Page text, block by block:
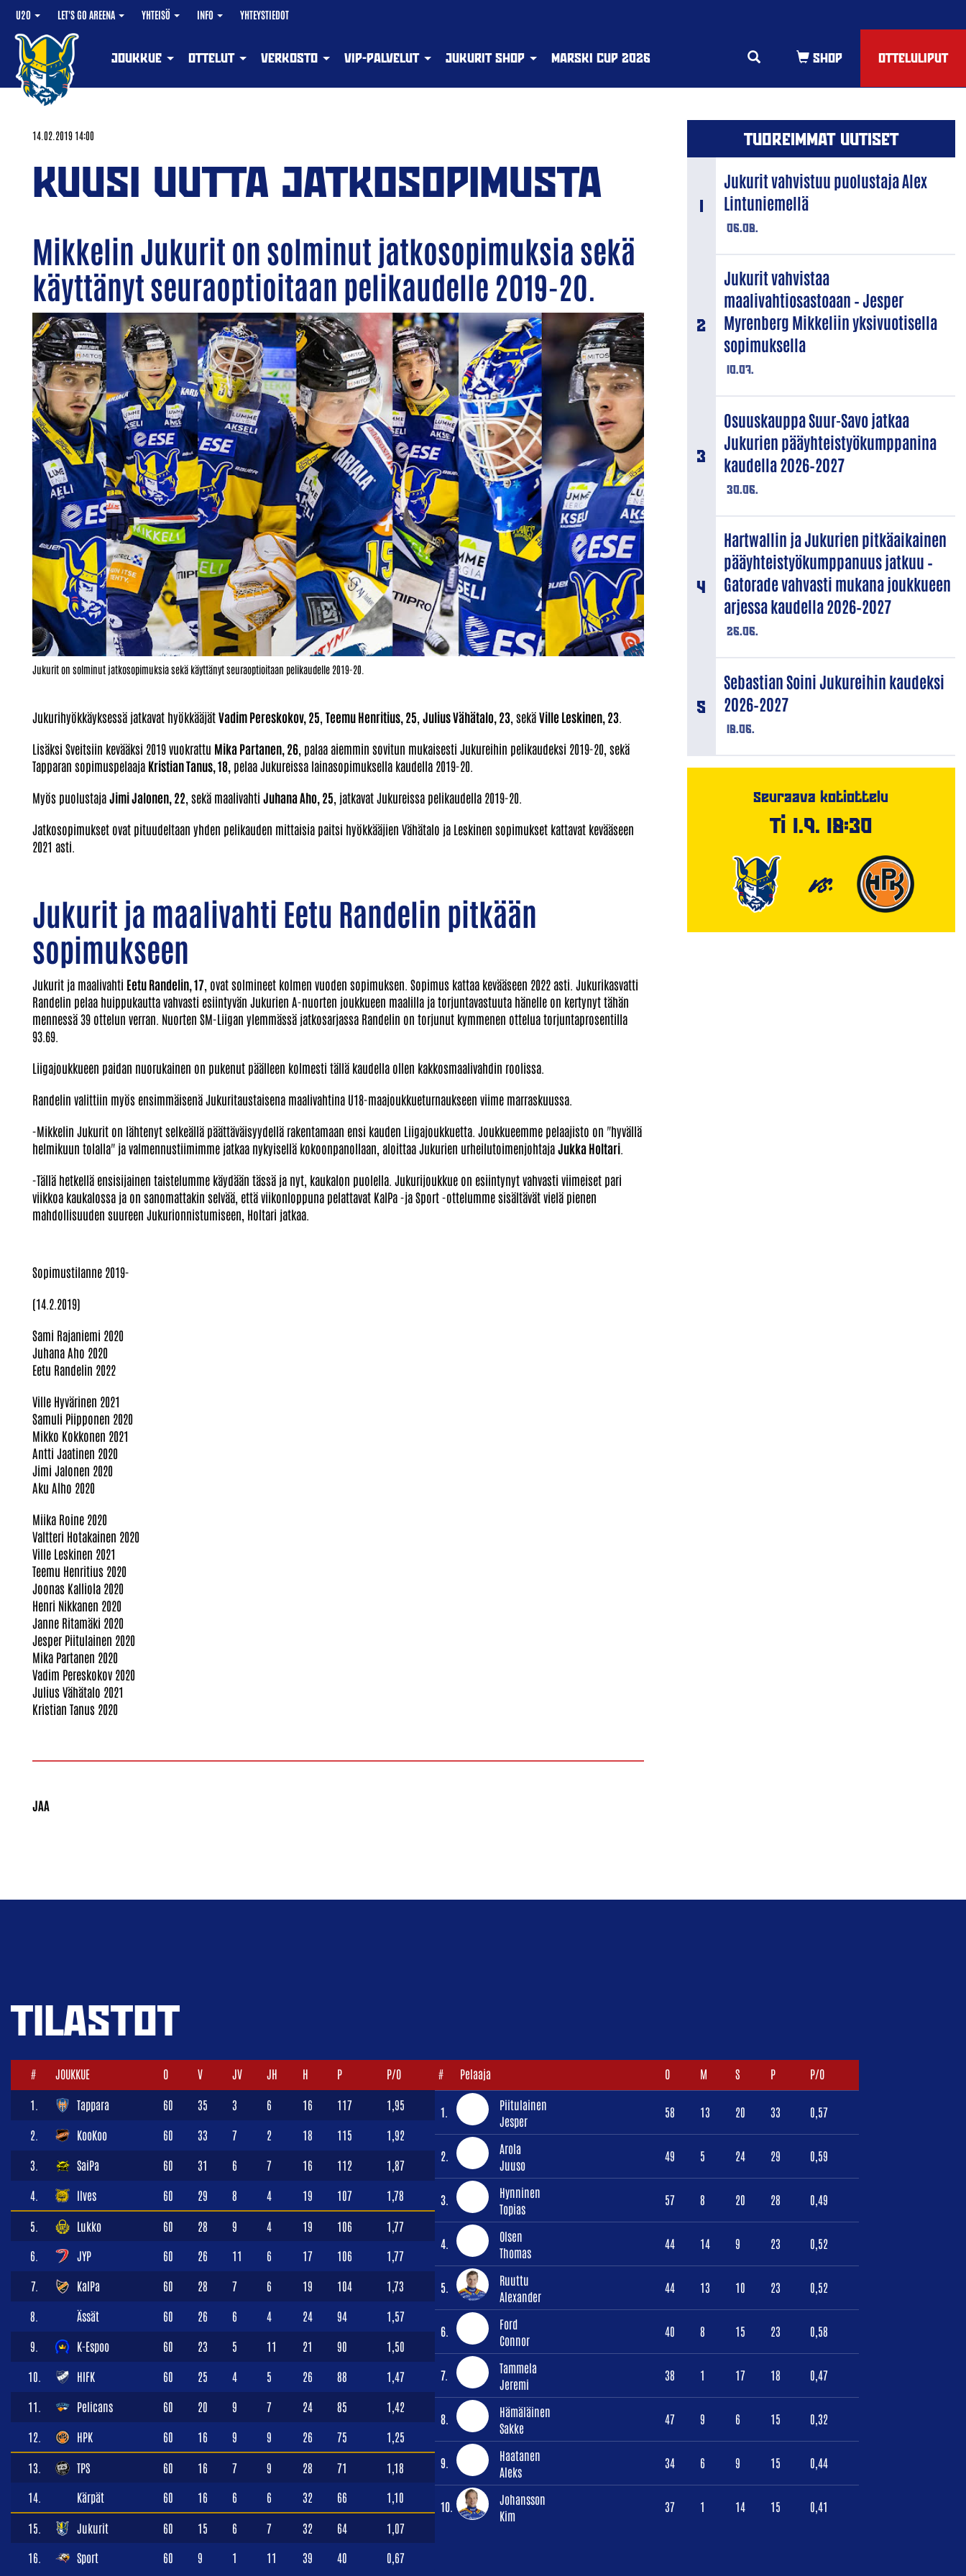
U20 LET'S GO AREENA YHTEISÖ INFO YHTEYSTIEDOT
OTTELULIPUT
JOUKKUE OTTELUT VERKOSTO VIP-PALVELUT JUKURIT SHOP MARSKI CUP 2026
14.02.2019 14:00
KUUSI UUTTA JATKOSOPIMUSTA
Mikkelin Jukurit on solminut jatkosopimuksia sekä
käyttänyt seuraoptioitaan pelikaudelle 2019-20.
Jukurit on solminut jatkosopimuksia sekä käyttänyt seuraoptioitaan pelikaudelle 2019-20.
Jukurihyökkäyksessä jatkavat hyökkääjätVadim Pereskokov, 25 Teemu Henritius, 25 Julius Vähätalo, 23 , sekäVille Leskinen, 23
Lisäksi Sveitsiin kevääksi 2019 vuokrattu Mika Partanen, 26 , palaa aiemmin sovitun mukaisesti Jukureihin pelikaudeksi 2019-20, sekä
Tapparan sopimuspelaaja Kristian Tanus, 18, pelaa Jukureissa lainasopimuksella kaudella 2019-20.
Myös puolustajaJimi Jalonen, 22 , sekä maalivahti Juhana Aho, 25 , jatkavat Jukureissa pelikaudella 2019-20.
Jatkosopimukset ovat pituudeltaan yhden pelikauden mittaisia paitsi hyökkääjien Vähätalo ja Leskinen sopimukset kattavat kevääseen
2021 asti.
Jukurit ja maalivahti Eetu Randelin pitkään
sopimukseen
Jukurit ja maalivahti Eetu Randelin, 17 , ovat solmineet kolmen vuoden sopimuksen. Sopimus kattaa kevääseen 2022 asti. Jukurikasvatti
Randelin pelaa huippukautta vahvasti esiintyvän Jukurien A-nuorten joukkueen maalilla ja torjuntavastuuta hänelle on kertynyt tähän
mennessä 39 ottelun verran. Nuorten SM-Liigan ylemmässä jatkosarjassa Randelin on torjunut kymmenen ottelua torjuntaprosentilla
93.69.
Liigajoukkueen paidan nuorukainen on pukenut päälleen kolmesti tällä kaudella ollen kakkosmaalivahdin roolissa.
Randelin valittiin myös ensimmäisenä Jukuritaustaisena maalivahtina U18-maajoukkueturnaukseen viime marraskuussa.
-Mikkelin Jukurit on lähtenyt selkeällä päättäväisyydellä rakentamaan ensi kauden Liigajoukkuetta. Joukkueemme pelaajisto on "hyvällä
helmikuun tolalla" ja valmennustiimimme jatkaa nykyisellä kokoonpanollaan, aloittaa Jukurien urheilutoimenjohtajaJukka Holtari
-Tällä hetkellä ensisijainen taistelumme käydään tässä ja nyt, kaukalon puolella. Jukurijoukkue on esiintynyt vahvasti viimeiset pari
viikkoa kaukalossa ja on sanomattakin selvää, että viikonloppuna pelattavat KalPa -ja Sport -ottelumme sisältävät vielä pienen
mahdollisuuden suureen Jukurionnistumiseen, Holtari jatkaa.
Sopimustilanne 2019-
(14.2.2019)
Sami Rajaniemi 2020
Juhana Aho 2020
Eetu Randelin 2022
Ville Hyvärinen 2021
Samuli Piipponen 2020
Mikko Kokkonen 2021
Antti Jaatinen 2020
Jimi Jalonen 2020
Aku Alho 2020
Miika Roine 2020
Valtteri Hotakainen 2020
Ville Leskinen 2021
Teemu Henritius 2020
Joonas Kalliola 2020
Henri Nikkanen 2020
Janne Ritamäki 2020
Jesper Piitulainen 2020
Mika Partanen 2020
Vadim Pereskokov 2020
Julius Vähätalo 2021
Kristian Tanus 2020
TUOREIMMAT UUTISET
06.08.
Jukurit vahvistuu puolustaja Alex
Lintuniemellä
10.07.
Jukurit vahvistaa
maalivahtiosastoaan – Jesper
Myrenberg Mikkeliin yksivuotisella
sopimuksella
30.06.
Osuuskauppa Suur-Savo jatkaa
Jukurien pääyhteistyökumppanina
kaudella 2026–2027
26.06.
Hartwallin ja Jukurien pitkäaikainen
pääyhteistyökumppanuus jatkuu –
Gatorade vahvasti mukana joukkueen
arjessa kaudella 2026–2027
18.06.
Sebastian Soini Jukureihin kaudeksi
2026–2027
Seuraava kotiottelu
Ti 1.9. 18:30
VS.
TILASTOT
# JOUKKUE O V JV JH H P P/O
1. Tappara 60 35 3 6 16 117 1,95
2. KooKoo 60 33 7 2 18 115 1,92
3. SaiPa 60 31 6 7 16 112 1,87
4. Ilves 60 29 8 4 19 107 1,78
5. Lukko 60 28 9 4 19 106 1,77
6. JYP 60 26 11 6 17 106 1,77
7. KalPa 60 28 7 6 19 104 1,73
8. Ässät 60 26 6 4 24 94 1,57
9. K-Espoo 60 23 5 11 21 90 1,50
10. HIFK 60 25 4 5 26 88 1,47
11. Pelicans 60 20 9 7 24 85 1,42
12. HPK 60 16 9 9 26 75 1,25
13. TPS 60 16 7 9 28 71 1,18
14. Kärpät 60 16 6 6 32 66 1,10
15. Jukurit 60 15 6 7 32 64 1,07
16. Sport 60 9 1 11 39 40 0,67
# Pelaaja O M S P P/O
1.
Piitulainen
Jesper
58 13 20 33 0,57
2.
Arola
Juuso
49 5 24 29 0,59
3.
Hynninen
Topias
57 8 20 28 0,49
4.
Olsen
Thomas
44 14 9 23 0,52
5.
Ruuttu
Alexander
44 13 10 23 0,52
6.
Ford
Connor
40 8 15 23 0,58
7.
Tammela
Jeremi
38 1 17 18 0,47
8.
Hämäläinen
Sakke
47 9 6 15 0,32
9.
Haatanen
Aleks
34 6 9 15 0,44
10.
Johansson
Kim
37 1 14 15 0,41